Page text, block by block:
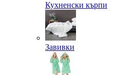
Кухненски кърпи
Завивки